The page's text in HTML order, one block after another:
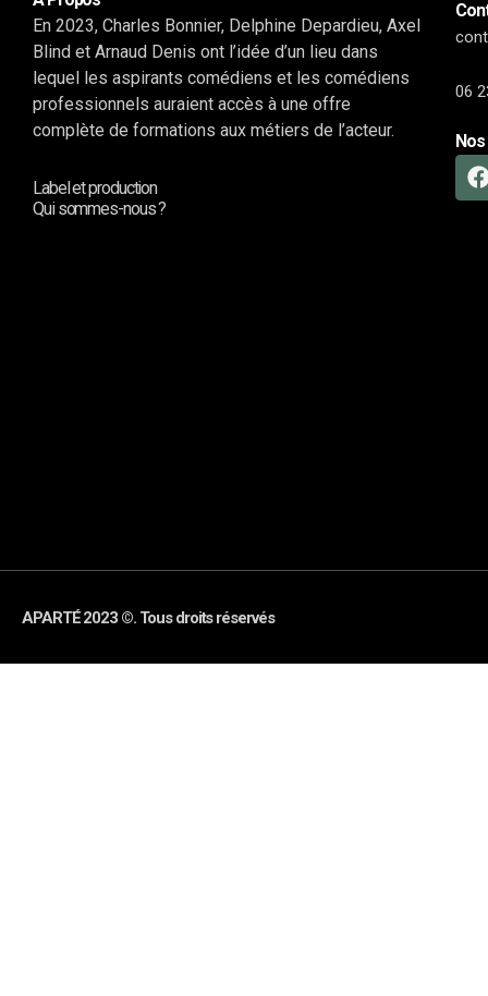
En 2023, Charles Bonnier, Delphine Depardieu, Axel
Blind et Arnaud Denis ont l’idée d’un lieu dans
lequel les aspirants comédiens et les comédiens
professionnels auraient accès à une offre
complète de formations aux métiers de l’acteur.
Label et production
Qui sommes-nous ?
06
APARTÉ 2023 ©. Tous droits réservés